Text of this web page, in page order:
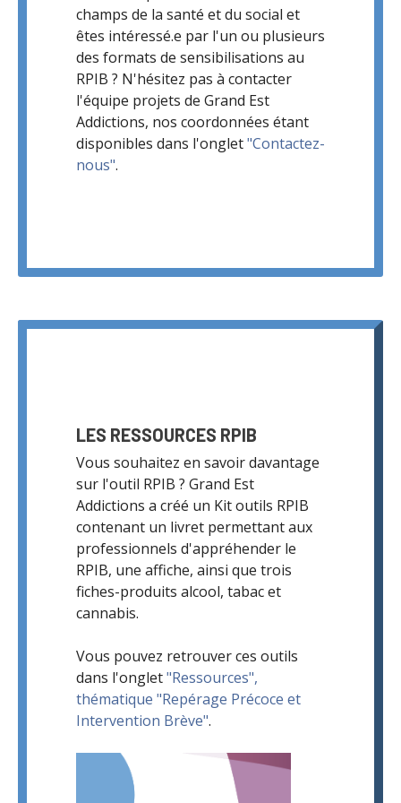
champs de la santé et du social et
êtes intéressé.e par l'un ou plusieurs
des formats de sensibilisations au
RPIB ? N'hésitez pas à contacter
l'équipe projets de Grand Est
Addictions, nos coordonnées étant
disponibles dans l'onglet"Contactez-
nous".
LES RESSOURCES RPIB
Vous souhaitez en savoir davantage
sur l'outil RPIB ? Grand Est
Addictions a créé un Kit outils RPIB
contenant un livret permettant aux
professionnels d'appréhender le
RPIB, une affiche, ainsi que trois
fiches-produits alcool, tabac et
cannabis.
Vous pouvez retrouver ces outils
dans l'onglet"Ressources",
thématique "Repérage Précoce et
Intervention Brève".